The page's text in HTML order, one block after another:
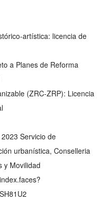
artística: licencia de
a Planes de Reforma
(ZRC-ZRP): Licencia
Servicio de
urbanística, Conselleria
y Movilidad